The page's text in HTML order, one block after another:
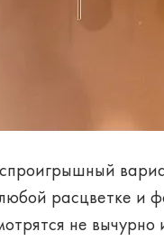
расцветке и
не вычурно